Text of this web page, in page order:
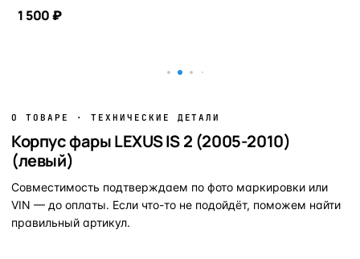
1 500 ₽
О ТОВАРЕ · ТЕХНИЧЕСКИЕ ДЕТАЛИ
Корпус фары LEXUS IS 2 (2005-2010)
(левый)
Совместимость подтверждаем по фото маркировки или
VIN — до оплаты. Если что-то не подойдёт, поможем найти
правильный артикул.